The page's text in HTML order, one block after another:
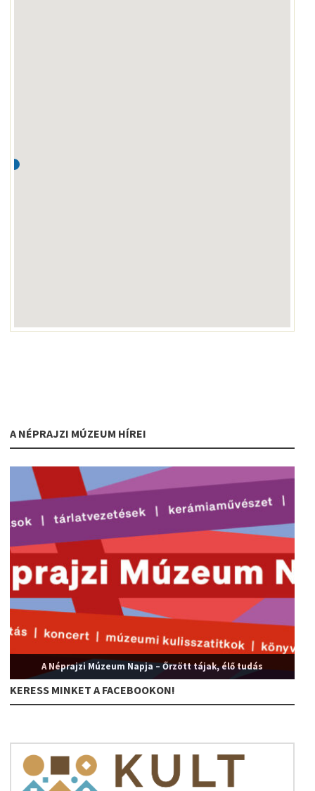
A NÉPRAJZI MÚZEUM HÍREI
A Néprajzi Múzeum Napja – Őrzött tájak, élő tudás
KERESS MINKET A FACEBOOKON!